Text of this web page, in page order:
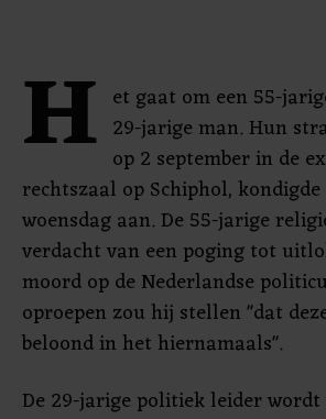
H et gaat om een 55-
29-jarige man. Hun
op 2 september in de
rechtszaal op Schiphol,
woensdag aan. De 55-jarige
verdacht van een poging tot
moord op de Nederlandse
oproepen zou hij stellen "dat
beloond in het hiernamaals".
De 29-jarige politiek leider